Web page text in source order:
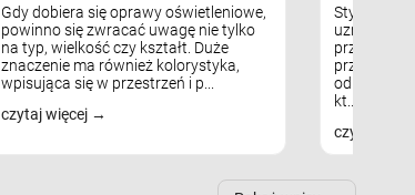
Gdy dobiera się oprawy oświetleniowe,
powinno się zwracać uwagę nie tylko
na typ, wielkość czy kształt. Duże
znaczenie ma również kolorystyka,
wpisująca się w przestrzeń i p...
czytaj więcej
Styl
uznaniem
kt...
czytaj